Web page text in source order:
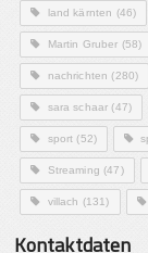
land kärnten (46)
Martin Gruber (58)
nachrichten (280)
sara schaar (47)
sport (52)
Streaming (47)
villach (131)
Kontaktdaten